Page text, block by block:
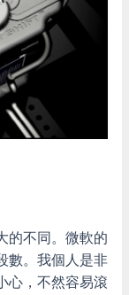
的不同。微軟的
數。我個人是非
心，不然容易滾